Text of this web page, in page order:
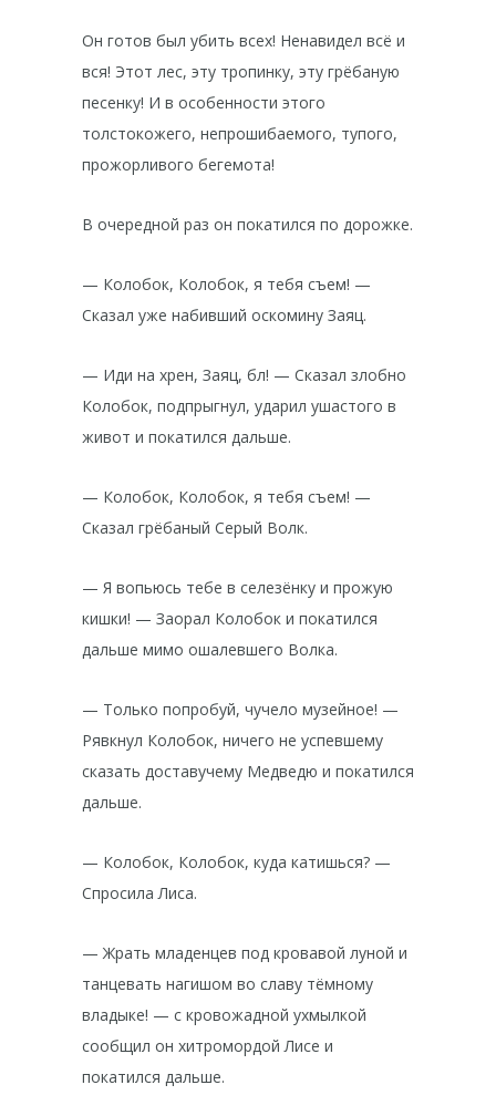
Он готов был убить всех! Ненавидел всё и
вся! Этот лес, эту тропинку, эту грёбаную
песенку! И в особенности этого
толстокожего, непрошибаемого, тупого,
прожорливого бегемота!
В очередной раз он покатился по дорожке.
— Колобок, Колобок, я тебя съем! —
Сказал уже набивший оскомину Заяц.
— Иди на хрен, Заяц, бл! — Сказал злобно
Колобок, подпрыгнул, ударил ушастого в
живот и покатился дальше.
— Колобок, Колобок, я тебя съем! —
Сказал грёбаный Серый Волк.
— Я вопьюсь тебе в селезёнку и прожую
кишки! — Заорал Колобок и покатился
дальше мимо ошалевшего Волка.
— Только попробуй, чучело музейное! —
Рявкнул Колобок, ничего не успевшему
сказать доставучему Медведю и покатился
дальше.
— Колобок, Колобок, куда катишься? —
Спросила Лиса.
— Жрать младенцев под кровавой луной и
танцевать нагишом во славу тёмному
владыке! — с кровожадной ухмылкой
сообщил он хитромордой Лисе и
покатился дальше.